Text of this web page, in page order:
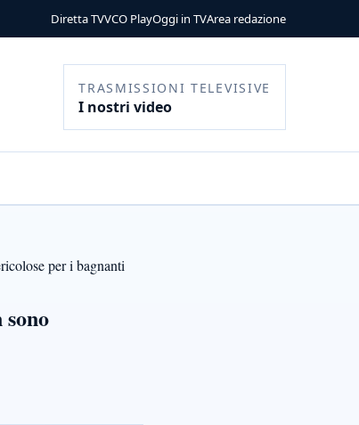
Diretta TVVCO PlayOggi in TVArea redazione
TRASMISSIONI TELEVISIVE
I nostri video
per i bagnanti